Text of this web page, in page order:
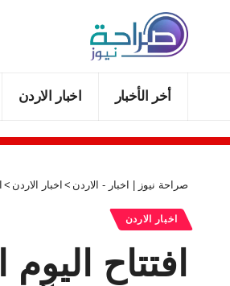
أخر الأخبار اخبار الاردن
صراحة نيوز | اخبار - الاردن > اخبار الاردن >
اخبار الاردن